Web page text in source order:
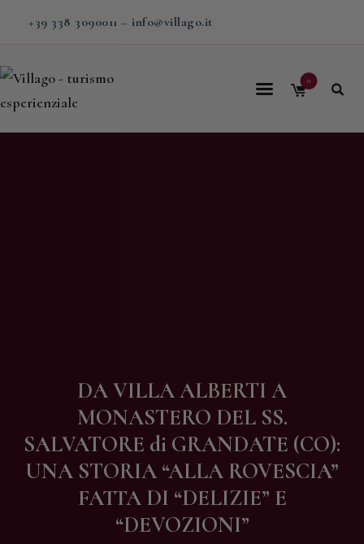
+39 338 3090011 – info@villago.it
0
DA VILLA ALBERTI A
MONASTERO DEL SS.
SALVATORE di GRANDATE (CO):
UNA STORIA “ALLA ROVESCIA”
FATTA DI “DELIZIE” E
“DEVOZIONI”
Home
Contatti